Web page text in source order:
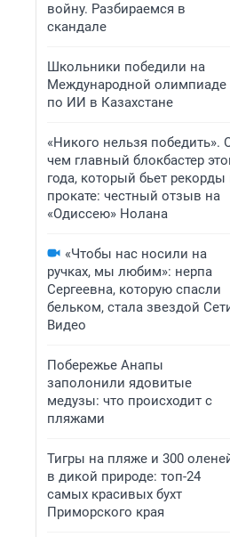
войну. Разбираемся в
скандале
Школьники победили на
Международной олимпиаде
по ИИ в Казахстане
«Никого нельзя победить».
чем главный блокбастер
года, который бьет рекорды
прокате: честный отзыв на
«Одиссею» Нолана
«Чтобы нас носили на
ручках, мы любим»: нерпа
Сергеевна, которую спасли
бельком, стала звездой
Видео
Побережье Анапы
заполонили ядовитые
медузы: что происходит с
пляжами
Тигры на пляже и 300
в дикой природе: топ-24
самых красивых бухт
Приморского края